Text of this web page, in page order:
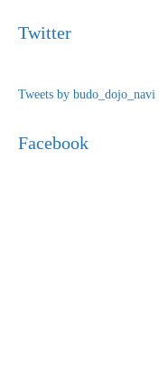
Twitter
Tweets by budo_dojo_navi
Facebook